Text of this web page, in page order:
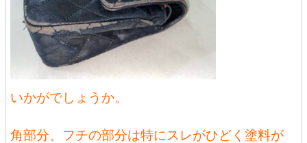
いかがでしょうか。
角部分、フチの部分は特にスレがひどく塗料が